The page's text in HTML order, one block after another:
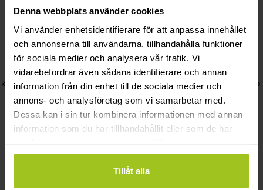
Denna webbplats använder cookies
Vi använder enhetsidentifierare för att anpassa innehållet
och annonserna till användarna, tillhandahålla funktioner
för sociala medier och analysera vår trafik. Vi
vidarebefordrar även sådana identifierare och annan
information från din enhet till de sociala medier och
annons- och analysföretag som vi samarbetar med.
Dessa kan i sin tur kombinera informationen med annan
information som du har tillhandahållit eller som de har
Tillåt allaSkagen